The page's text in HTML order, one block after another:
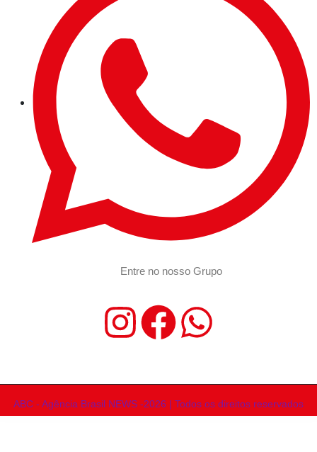
Entre no nosso Grupo
ABC - Agência Brasil NEWS -2026 | Todos os direitos reservados